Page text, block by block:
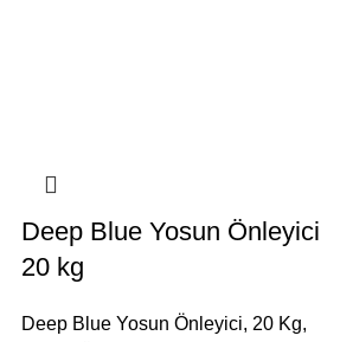
Deep Blue Yosun Önleyici
20 kg
Deep Blue Yosun Önleyici, 20 Kg,